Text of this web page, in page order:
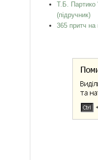
Т.Б. Партико
(підручник)
365 притч